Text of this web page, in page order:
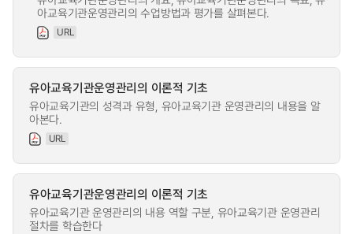
아교육기관운영관리의 수업방법과 평가를 살펴본다.
URL
유아교육기관운영관리의 이론적 기초
유아교육기관의 성격과 유형, 유아교육기관 운영관리의 내용을 알
아본다.
URL
유아교육기관운영관리의 이론적 기초
유아교육기관 운영관리의 내용 역할 구분, 유아교육기관 운영관리
절차를 학습한다